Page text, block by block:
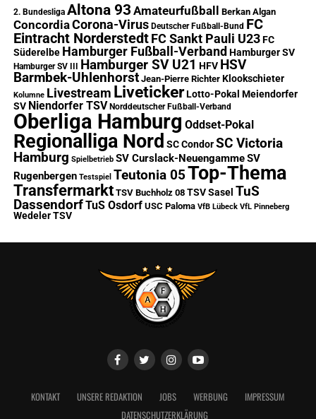
2. Bundesliga Altona 93 Amateurfußball Berkan Algan
ConcordiaCorona-Virus Deutscher Fußball-Bund FC
Eintracht Norderstedt FC Sankt Pauli U23 FC
Süderelbe Hamburger Fußball-Verband Hamburger SV
Hamburger SV III Hamburger SV U21 HFV HSV
Barmbek-Uhlenhorst Jean-Pierre Richter Klookschieter
Kolumne Livestream Liveticker Lotto-Pokal Meiendorfer
SV Niendorfer TSV Norddeutscher Fußball-Verband
Oberliga Hamburg Oddset-Pokal
Regionalliga Nord SC Condor SC Victoria
Hamburg Spielbetrieb SV Curslack-NeuengammeSV
Rugenbergen Testspiel Teutonia 05Top-Thema
Transfermarkt TSV Buchholz 08 TSV Sasel TuS
DassendorfTuS Osdorf USC Paloma VfB Lübeck VfL Pinneberg
Wedeler TSV
KONTAKT UNSERE REDAKTION JOBS WERBUNG
IMPRESSUM
DATENSCHUTZERKLÄRUNG